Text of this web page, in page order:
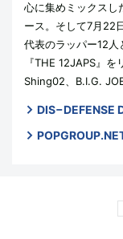
心に集めミックスし
ース。そして7月22
代表のラッパー12人
『THE 12JAPS』を
Shing02、B.I.G.
DIS−DEFENSE